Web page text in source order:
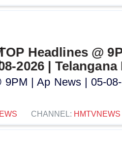
Headlines @
2026 |
9PM | Ap News | 05-
CHANNEL: HMTVNEWS